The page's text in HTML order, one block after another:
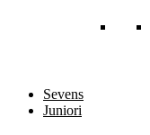
Sevens
Juniori